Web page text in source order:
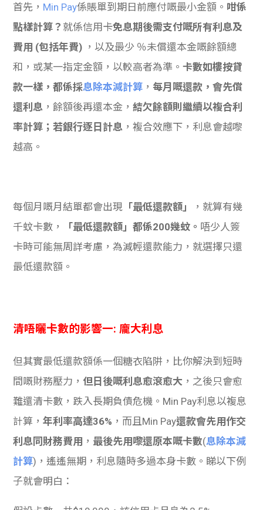
首先， Min Pay係賬單到期日前應付嘅最小金額。 咁係
點樣計算？ 就係信用卡免息期後需支付嘅所有利息及
費用 (包括年費) ，以及最少 ％未償還本金嘅餘額總
和，或某一指定金額，以較高者為準。卡數如樓按貸
款一樣，都係採息除本減計算 ， 每月嘅還款，會先償
還利息 ，餘額後再還本金，結欠餘額則繼續以複合利
率計算；若銀行逐日計息 ，複合效應下，利息會越嚟
越高。
每個月嘅月結單都會出現 「最低還款額」
，就算有幾
千蚊卡數，
「最低還款額」都係200幾蚊。 唔少人簽
卡時可能無周詳考慮，為減輕還款能力，就選擇只還
最低還款額。
清唔曬卡數的影響一: 龐大利息
但其實最低還款額係一個糖衣陷阱，比你解決到短時
間嘅財務壓力， 但日後嘅利息愈滾愈大 ，之後只會愈
難還清卡數，跌入長期負債危機。Min Pay利息以複息
計算，年利率高達36% ，而且Min Pay還款會先用作交
利息同財務費用 ， 最後先用嚟還原本嘅卡數(息除本減
計算)，遙遙無期，利息隨時多過本身卡數。睇以下例
子就會明白：